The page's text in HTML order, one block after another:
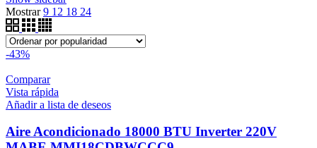
Mostrar9 12 18 24
-43%
Comparar
Vista rápida
Añadir a lista de deseos
Aire Acondicionado 18000 BTU Inverter 220V